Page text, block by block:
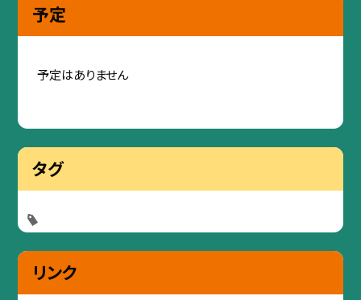
予定
予定はありません
タグ
リンク